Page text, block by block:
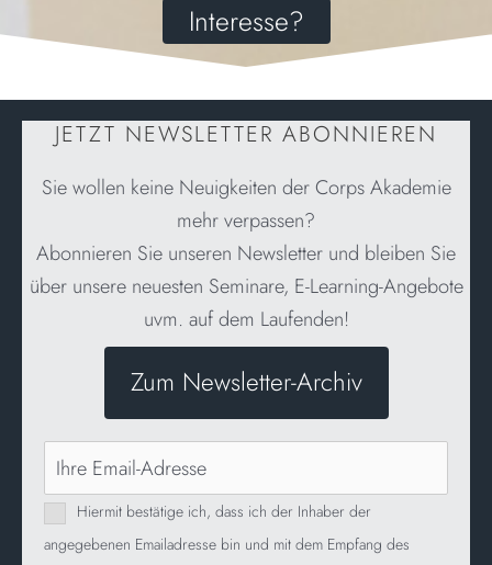
Interesse?
JETZT NEWSLETTER ABONNIEREN
Sie wollen keine Neuigkeiten der Corps Akademie
mehr verpassen?
Abonnieren Sie unseren Newsletter und bleiben Sie
über unsere neuesten Seminare, E-Learning-Angebote
uvm. auf dem Laufenden!
Zum Newsletter-Archiv
Hiermit bestätige ich, dass ich der Inhaber der
angegebenen Emailadresse bin und mit dem Empfang des